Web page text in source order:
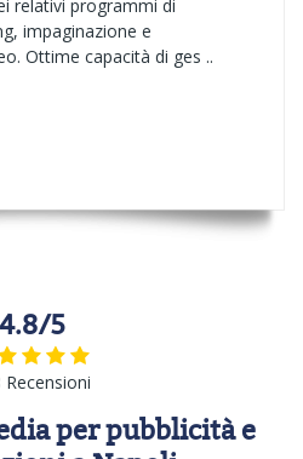
relativi programmi di
impaginazione e
Ottime capacità di ges ..
4.8/5
Recensioni
per pubblicità e